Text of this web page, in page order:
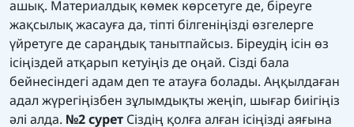
ашық. Материалдық көмек көрсетуге де, біреуге
жақсылық жасауға да, тіпті білгеніңізді өзгелерге
үйретуге де сараңдық танытпайсыз. Біреудің ісін өз
ісіңіздей атқарып кетуіңіз де оңай. Сізді бала
бейнесіндегі адам деп те атауға болады. Аңқылдаған
адал жүрегіңізбен зұлымдықты жеңіп, шығар биігіңіз
әлі алда. №2 сурет Сіздің қолға алған ісіңізді аяғына